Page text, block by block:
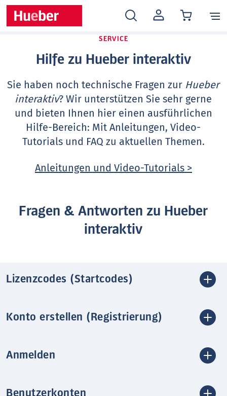
MEIN
KONTO
SERVICE
Hilfe zu Hueber interaktiv
Sie haben noch technische Fragen zur Hueber
interaktiv? Wir unterstützen Sie sehr gerne
und bieten Ihnen hier einen ausführlichen
Hilfe-Bereich: Mit Anleitungen, Video-
Tutorials und FAQ zu aktuellen Themen.
Anleitungen und Video-Tutorials >
Fragen & Antworten zu Hueber
interaktiv
Lizenzcodes (Startcodes)
Konto erstellen (Registrierung)
Anmelden
Benutzerkonten